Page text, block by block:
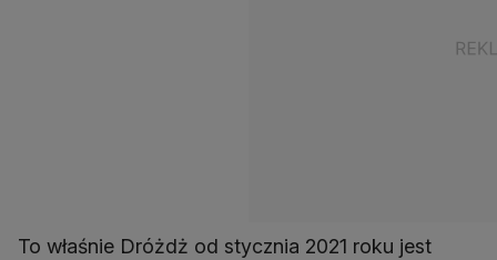
To właśnie Dróżdż od stycznia 2021 roku jest